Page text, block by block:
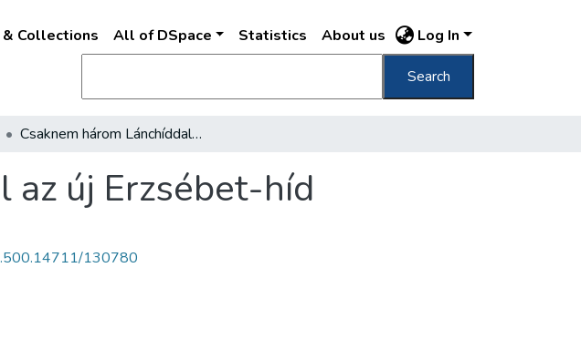
Collections All of DSpace Statistics About us Log In
Search
Csaknem három Lánchíddal ér fel az új Erzsébet-híd
az új Erzsébet-híd
130780